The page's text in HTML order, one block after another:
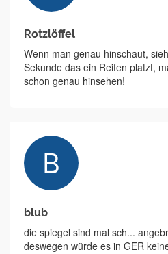
Rotzlöffel
Wenn man genau hinschaut,
Sekunde das ein Reifen platzt,
schon genau hinsehen!
blub
die spiegel sind mal sch...
deswegen würde es in GER